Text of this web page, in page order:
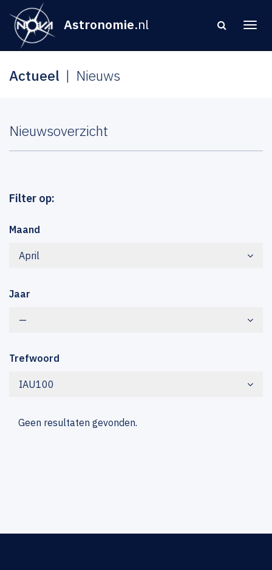
Astronomie.nl
Actueel Nieuws
Nieuwsoverzicht
Filter op:
Maand
April
Jaar
—
Trefwoord
IAU100
Geen resultaten gevonden.